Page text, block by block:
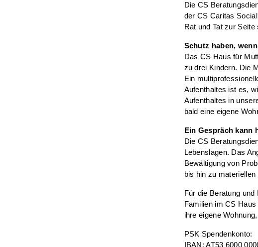
Die CS
der CS Caritas
Rat und Tat zur Seite
Schutz haben,
Das CS Haus für
zu drei Kindern. Die
Ein
Aufenthaltes ist es,
Aufenthaltes in
bald eine eigene
Ein Gespräch kann
Die CS
Lebenslagen. Das
Bewältigung von
bis hin zu
Für die Beratung
Familien im CS
ihre eigene
PSK Spendenkonto:
IBAN: AT53 6000